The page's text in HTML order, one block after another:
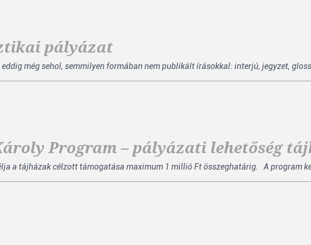
pályázat
még sehol, semmilyen formában nem publikált írásokkal: interjú, jegyzet,
Program – pályázati lehetőség
a tájházak célzott támogatása maximum 1 millió Ft összeghatárig. A program